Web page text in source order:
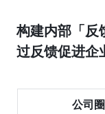
构建内部「反
过反馈促进企
公司